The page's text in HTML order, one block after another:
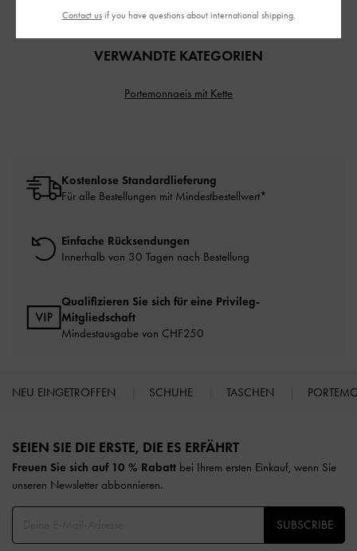
VERWANDTE KATEGORIEN
Portemonnaeis mit Kette
Kostenlose Standardlieferung
Für alle Bestellungen mit Mindestbestellwert*
Einfache Rücksendungen
Innerhalb von 30 Tagen nach Bestellung
Qualifizieren Sie sich für eine Privileg-
Mitgliedschaft
Mindestausgabe von CHF250
NEU EINGETROFFEN SCHUHE TASCHEN
SEIEN SIE DIE ERSTE, DIE ES ERFÄHRT​
Freuen Sie sich auf 10 % Rabatt bei Ihrem ersten Einkauf, wenn Sie
unseren Newsletter abbonnieren.​
SUBSCRIBE
Contact usif you have questions about international shipping.